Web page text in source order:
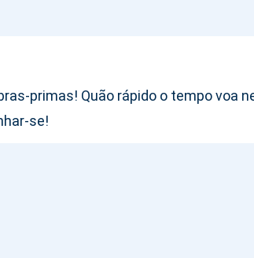
primas! Quão rápido o tempo voa
se!